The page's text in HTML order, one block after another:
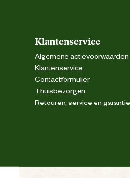
Veiligheidsnorm
Materiaal & Samenstelling
Duurzaamheids eigenschappen
Klantenservice
Algemene actievoorwaarden
Klantenservice
Contactformulier
Thuisbezorgen
Retouren, service en garantie